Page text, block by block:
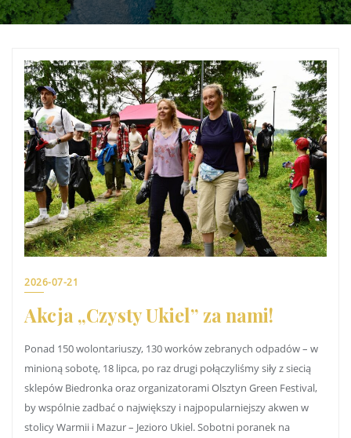
2026-07-21
Akcja „Czysty Ukiel” za nami!
Ponad 150 wolontariuszy, 130 worków zebranych odpadów – w
minioną sobotę, 18 lipca, po raz drugi połączyliśmy siły z siecią
sklepów Biedronka oraz organizatorami Olsztyn Green Festival,
by wspólnie zadbać o największy i najpopularniejszy akwen w
stolicy Warmii i Mazur – Jezioro Ukiel. Sobotni poranek na